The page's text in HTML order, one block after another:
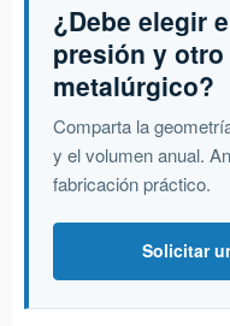
¿Debe elegir
presión y
metalúrgico?
Comparta la
y el volumen anual.
fabricación práctico.
Solicitar